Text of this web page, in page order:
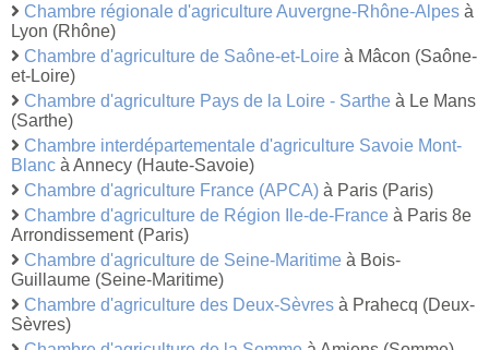
Chambre régionale d'agriculture Auvergne-Rhône-Alpes à
Lyon (Rhône)
Chambre d'agriculture de Saône-et-Loire à Mâcon (Saône-
et-Loire)
Chambre d'agriculture Pays de la Loire - Sarthe à Le Mans
(Sarthe)
Chambre interdépartementale d'agriculture Savoie Mont-
Blanc à Annecy (Haute-Savoie)
Chambre d'agriculture France (APCA) à Paris (Paris)
Chambre d'agriculture de Région Ile-de-France à Paris 8e
Arrondissement (Paris)
Chambre d'agriculture de Seine-Maritime à Bois-
Guillaume (Seine-Maritime)
Chambre d'agriculture des Deux-Sèvres à Prahecq (Deux-
Sèvres)